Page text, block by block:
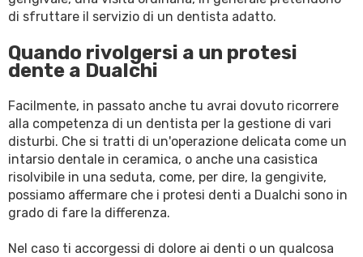
di sfruttare il servizio di un dentista adatto.
Quando rivolgersi a un protesi
dente a Dualchi
Facilmente, in passato anche tu avrai dovuto ricorrere
alla competenza di un dentista per la gestione di vari
disturbi. Che si tratti di un'operazione delicata come un
intarsio dentale in ceramica, o anche una casistica
risolvibile in una seduta, come, per dire, la gengivite,
possiamo affermare che i protesi denti a Dualchi sono in
grado di fare la differenza.
Nel caso ti accorgessi di dolore ai denti o un qualcosa